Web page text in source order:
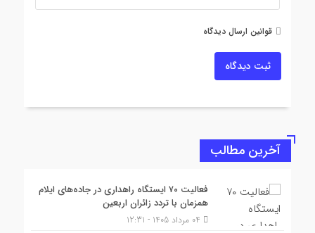
قوانین ارسال دیدگاه
ثبت دیدگاه
آخرین مطالب
فعالیت ۷۰ ایستگاه راهداری در جاده‌های ایلام
همزمان با تردد زائران اربعین